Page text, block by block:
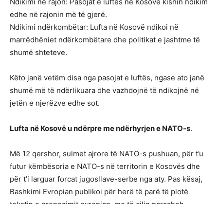
edhe në rajonin më të gjerë.
Ndikimi ndërkombëtar: Lufta në Kosovë ndikoi në
marrëdhëniet ndërkombëtare dhe politikat e jashtme të
shumë shteteve.
Këto janë vetëm disa nga pasojat e luftës, ngase ato janë
shumë më të ndërlikuara dhe vazhdojnë të ndikojnë në
jetën e njerëzve edhe sot.
Lufta në Kosovë u ndërpre me ndërhyrjen e NATO-s.
Më 12 qershor, sulmet ajrore të NATO-s pushuan, për t’u
futur këmbësoria e NATO-s në territorin e Kosovës dhe
për t’i larguar forcat jugosllave-serbe nga aty. Pas kësaj,
Bashkimi Evropian publikoi për herë të parë të plotë